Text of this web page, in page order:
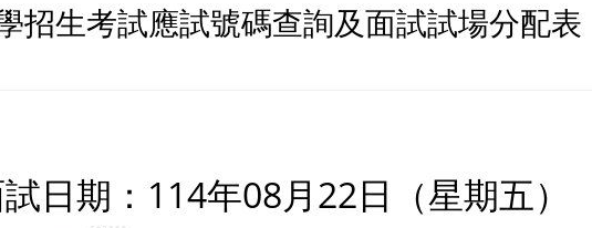
招生考試應試號碼查詢及面試試場分配表
日期：114年08月22日（星期五）